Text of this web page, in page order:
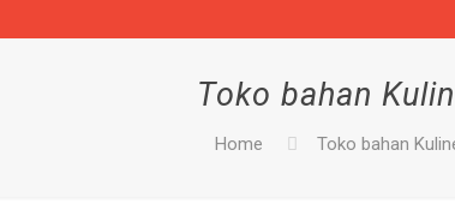
Toko bahan
Home Toko bahan